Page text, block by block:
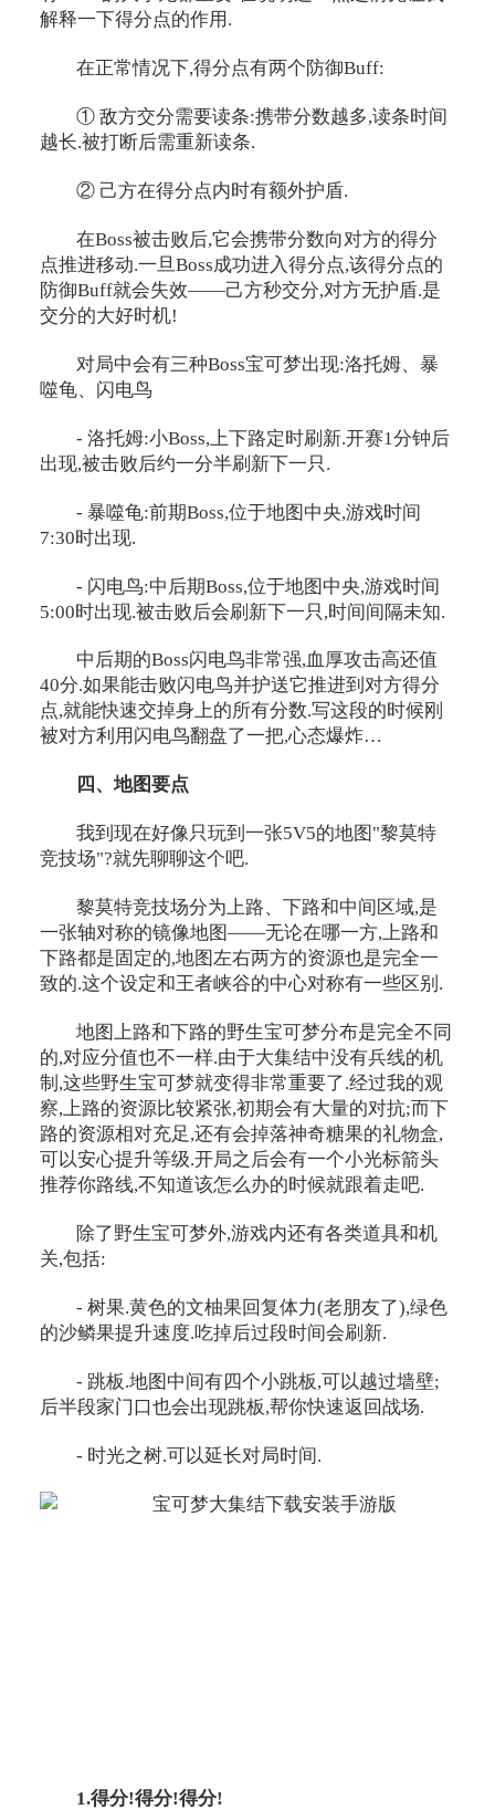
解释一下得分点的作用.
在正常情况下,得分点有两个防御Buff:
① 敌方交分需要读条:携带分数越多,读条时间
越长.被打断后需重新读条.
② 己方在得分点内时有额外护盾.
在Boss被击败后,它会携带分数向对方的得分
点推进移动.一旦Boss成功进入得分点,该得分点的
防御Buff就会失效——己方秒交分,对方无护盾.是
交分的大好时机!
对局中会有三种Boss宝可梦出现:洛托姆、暴
噬龟、闪电鸟
- 洛托姆:小Boss,上下路定时刷新.开赛1分钟后
出现,被击败后约一分半刷新下一只.
- 暴噬龟:前期Boss,位于地图中央,游戏时间
7:30时出现.
- 闪电鸟:中后期Boss,位于地图中央,游戏时间
5:00时出现.被击败后会刷新下一只,时间间隔未知.
中后期的Boss闪电鸟非常强,血厚攻击高还值
40分.如果能击败闪电鸟并护送它推进到对方得分
点,就能快速交掉身上的所有分数.写这段的时候刚
被对方利用闪电鸟翻盘了一把,心态爆炸…
四、地图要点
我到现在好像只玩到一张5V5的地图"黎莫特
竞技场"?就先聊聊这个吧.
黎莫特竞技场分为上路、下路和中间区域,是
一张轴对称的镜像地图——无论在哪一方,上路和
下路都是固定的,地图左右两方的资源也是完全一
致的.这个设定和王者峡谷的中心对称有一些区别.
地图上路和下路的野生宝可梦分布是完全不同
的,对应分值也不一样.由于大集结中没有兵线的机
制,这些野生宝可梦就变得非常重要了.经过我的观
察,上路的资源比较紧张,初期会有大量的对抗;而下
路的资源相对充足,还有会掉落神奇糖果的礼物盒,
可以安心提升等级.开局之后会有一个小光标箭头
推荐你路线,不知道该怎么办的时候就跟着走吧.
除了野生宝可梦外,游戏内还有各类道具和机
关,包括:
- 树果.黄色的文柚果回复体力(老朋友了),绿色
的沙鳞果提升速度.吃掉后过段时间会刷新.
- 跳板.地图中间有四个小跳板,可以越过墙壁;
后半段家门口也会出现跳板,帮你快速返回战场.
- 时光之树.可以延长对局时间.
1.得分!得分!得分!